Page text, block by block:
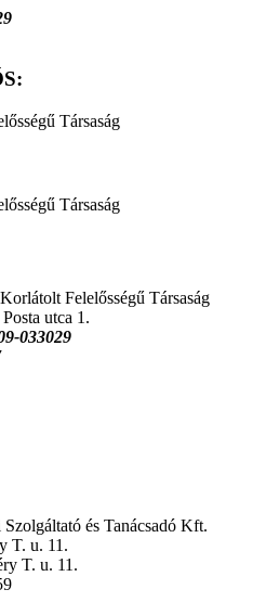
Társaság
Társaság
Felelősségű Társaság
utca 1.
033029
és Tanácsadó Kft.
T. u. 11.
T. u. 11.